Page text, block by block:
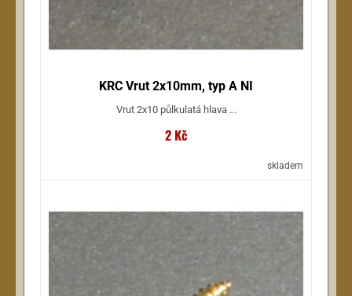
KRC Vrut 2x10mm, typ A NI
Vrut 2x10 půlkulatá hlava ...
2 Kč
skladem